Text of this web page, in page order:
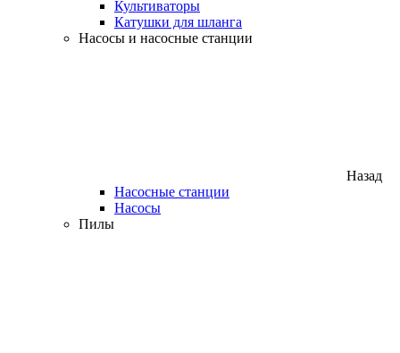
Культиваторы
Катушки для шланга
Насосы и насосные станции
Назад
Насосные станции
Насосы
Пилы